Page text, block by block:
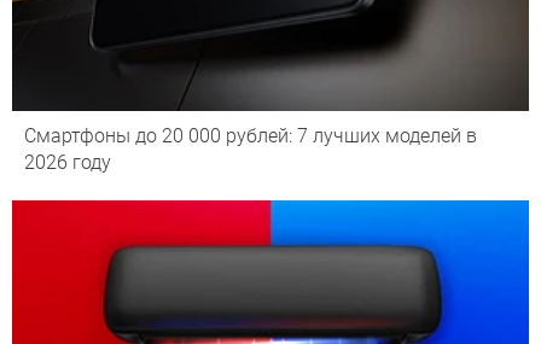
Смартфоны до 20 000 рублей: 7 лучших моделей в
2026 году